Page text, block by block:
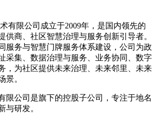
有限公司成立于2009年，是国内领先的
供商、社区智慧治理与服务创新引导者。
服务与智慧门牌服务体系建设，公司为政
采集、数据治理与服务、业务协同、数字
，为社区提供未来治理、未来邻里、未来
景。
限公司是旗下的控股子公司，专注于地名
与研发。